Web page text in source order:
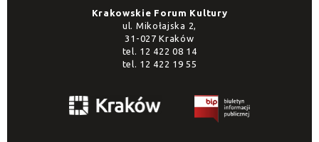
Krakowskie Forum Kultury
ul. Mikołajska 2,
31-027 Kraków
tel. 12 422 08 14
tel. 12 422 19 55